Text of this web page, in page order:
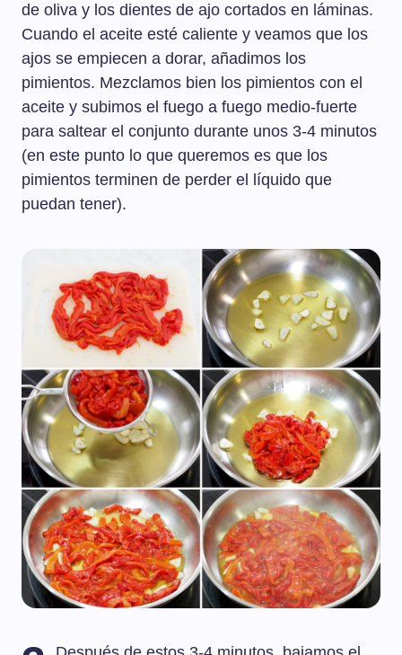
de oliva y los dientes de ajo cortados en láminas.
Cuando el aceite esté caliente y veamos que los
ajos se empiecen a dorar, añadimos los
pimientos. Mezclamos bien los pimientos con el
aceite y subimos el fuego a fuego medio-fuerte
para saltear el conjunto durante unos 3-4 minutos
(en este punto lo que queremos es que los
pimientos terminen de perder el líquido que
puedan tener).